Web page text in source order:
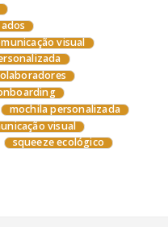
visual
mochila personalizada
visual
squeeze ecológico